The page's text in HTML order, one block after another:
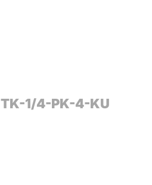
TK-1/4-PK-4-KU